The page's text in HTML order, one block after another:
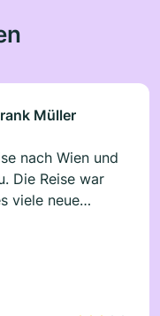
Müller
nach Wien und
Die Reise war
viele neue
am Telefon
mit